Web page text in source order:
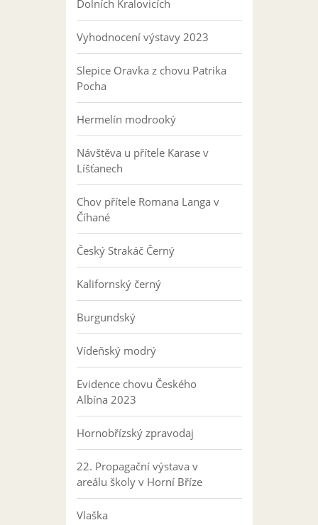
Dolních Kralovicích
Vyhodnocení výstavy 2023
Slepice Oravka z chovu Patrika
Pocha
Hermelín modrooký
Návštěva u přítele Karase v
Líšťanech
Chov přítele Romana Langa v
Číhané
Český Strakáč Černý
Kalifornský černý
Burgundský
Vídeňský modrý
Evidence chovu Českého
Albína 2023
Hornobřízský zpravodaj
22. Propagační výstava v
areálu školy v Horní Bříze
Vlaška